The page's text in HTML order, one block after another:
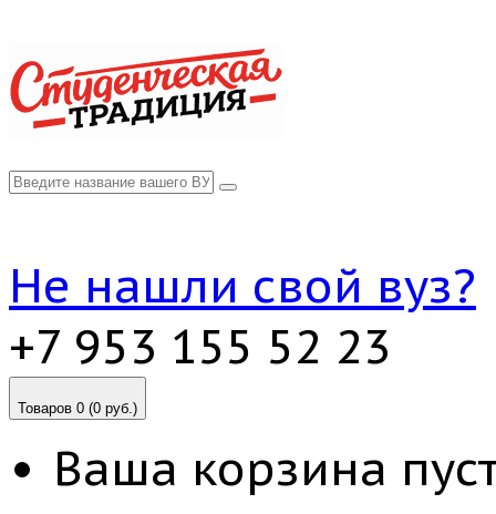
Не нашли свой вуз?
+7 953 155 52 23
Товаров 0 (0 руб.)
Ваша корзина